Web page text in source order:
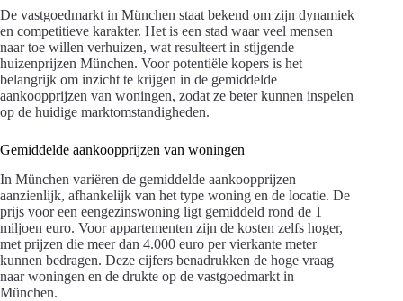
De vastgoedmarkt in München staat bekend om zijn dynamiek
en competitieve karakter. Het is een stad waar veel mensen
naar toe willen verhuizen, wat resulteert in stijgende
huizenprijzen München. Voor potentiële kopers is het
belangrijk om inzicht te krijgen in de gemiddelde
aankoopprijzen van woningen, zodat ze beter kunnen inspelen
op de huidige marktomstandigheden.
Gemiddelde aankoopprijzen van woningen
In München variëren de gemiddelde aankoopprijzen
aanzienlijk, afhankelijk van het type woning en de locatie. De
prijs voor een eengezinswoning ligt gemiddeld rond de 1
miljoen euro. Voor appartementen zijn de kosten zelfs hoger,
met prijzen die meer dan 4.000 euro per vierkante meter
kunnen bedragen. Deze cijfers benadrukken de hoge vraag
naar woningen en de drukte op de vastgoedmarkt in
München.